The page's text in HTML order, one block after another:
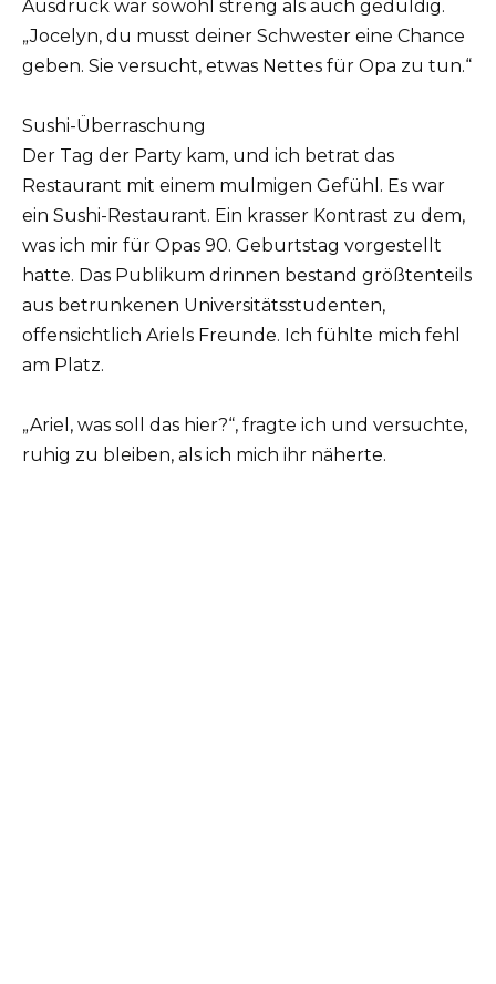
Ausdruck war sowohl streng als auch geduldig.
„Jocelyn, du musst deiner Schwester eine Chance
geben. Sie versucht, etwas Nettes für Opa zu tun.“
Sushi-Überraschung
Der Tag der Party kam, und ich betrat das
Restaurant mit einem mulmigen Gefühl. Es war
ein Sushi-Restaurant. Ein krasser Kontrast zu dem,
was ich mir für Opas 90. Geburtstag vorgestellt
hatte. Das Publikum drinnen bestand größtenteils
aus betrunkenen Universitätsstudenten,
offensichtlich Ariels Freunde. Ich fühlte mich fehl
am Platz.
„Ariel, was soll das hier?“, fragte ich und versuchte,
ruhig zu bleiben, als ich mich ihr näherte.